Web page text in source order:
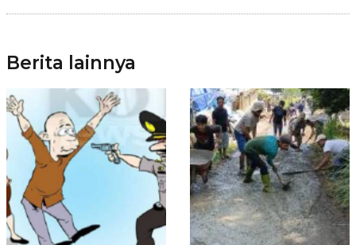
Berita lainnya